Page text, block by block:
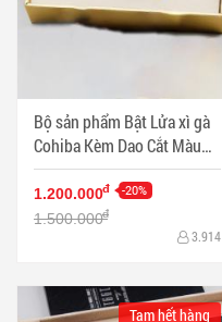
Bộ sản phẩm Bật Lửa xì gà
Cohiba Kèm Dao Cắt Màu
Vàng - Mã SP: PKXG330
1.200.000đ -20%
1.500.000đ
3.914
Tạm hết hàng